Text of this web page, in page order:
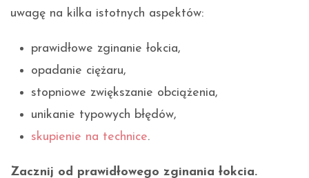
uwagę na kilka istotnych aspektów:
prawidłowe zginanie łokcia,
opadanie ciężaru,
stopniowe zwiększanie obciążenia,
unikanie typowych błędów,
skupienie na technice.
Zacznij od prawidłowego zginania łokcia.